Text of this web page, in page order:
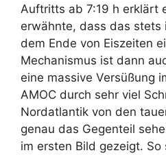
Auftritts ab 7:19 h erklärt
erwähnte, dass das stets
dem Ende von Eiszeiten
Mechanismus ist dann
eine massive Versüßung
AMOC durch sehr viel
Nordatlantik von den
genau das Gegenteil
im ersten Bild gezeigt.